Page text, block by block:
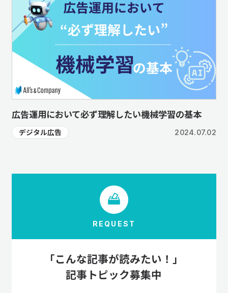
広告運用において必ず理解したい機械学習の基本
デジタル広告 2024.07.02
REQUEST
「こんな記事が読みたい！」
記事トピック募集中